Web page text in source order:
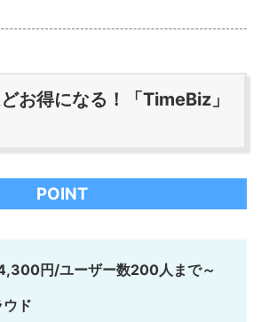
お得になる！「TimeBiz」
POINT
円/ユーザー数200人まで～
ド